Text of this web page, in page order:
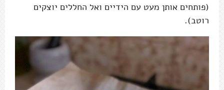
(פותחים אותן מעט עם הידיים ואל החללים יוצקים
רוטב).